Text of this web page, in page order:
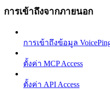
การเข้าถึงจากภายนอก
การเข้าถึงข้อมูล
ตั้งค่า MCP Access
ตั้งค่า API Access